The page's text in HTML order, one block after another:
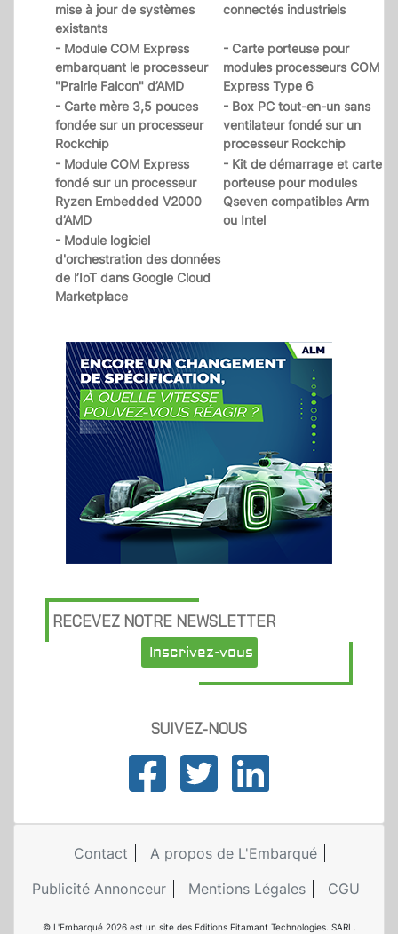
mise à jour de systèmes
existants
connectés industriels
- Module COM Express
embarquant le processeur
"Prairie Falcon" d’AMD
- Carte porteuse pour
modules processeurs COM
Express Type 6
- Carte mère 3,5 pouces
fondée sur un processeur
Rockchip
- Box PC tout-en-un sans
ventilateur fondé sur un
processeur Rockchip
- Module COM Express
fondé sur un processeur
Ryzen Embedded V2000
d’AMD
- Kit de démarrage et carte
porteuse pour modules
Qseven compatibles Arm
ou Intel
- Module logiciel
d'orchestration des données
de l’IoT dans Google Cloud
Marketplace
RECEVEZ NOTRE NEWSLETTER
Inscrivez-vous
SUIVEZ-NOUS
Contact
A propos de L'Embarqué
Publicité Annonceur
Mentions Légales CGU
© L'Embarqué 2026 est un site des Editions Fitamant Technologies. SARL.